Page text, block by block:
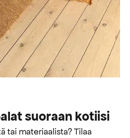
suoraan kotiisi
tai materiaalista? Tilaa